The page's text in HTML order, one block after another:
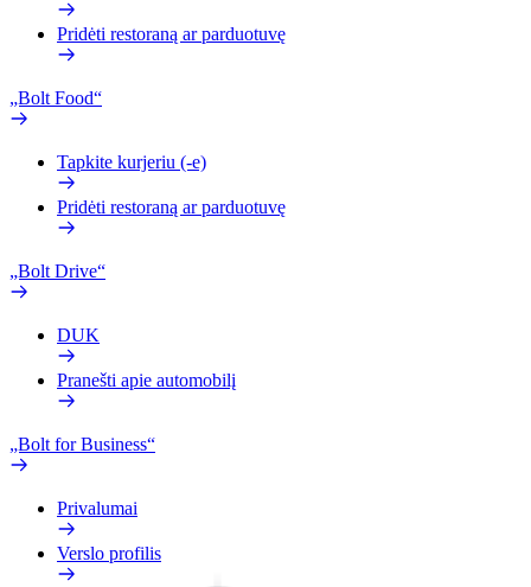
Pridėti restoraną ar parduotuvę
„Bolt Food“
Tapkite kurjeriu (-e)
Pridėti restoraną ar parduotuvę
„Bolt Drive“
DUK
Pranešti apie automobilį
„Bolt for Business“
Privalumai
Verslo profilis